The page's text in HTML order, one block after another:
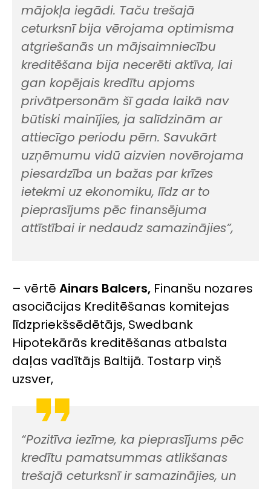
mājokļa iegādi. Taču trešajā
ceturksnī bija vērojama optimisma
atgriešanās un mājsaimniecību
kreditēšana bija necerēti aktīva, lai
gan kopējais kredītu apjoms
privātpersonām šī gada laikā nav
būtiski mainījies, ja salīdzinām ar
attiecīgo periodu pērn. Savukārt
uzņēmumu vidū aizvien novērojama
piesardzība un bažas par krīzes
ietekmi uz ekonomiku, līdz ar to
pieprasījums pēc finansējuma
attīstībai ir nedaudz samazinājies”,
– vērtē Ainars Balcers, Finanšu nozares
asociācijas Kreditēšanas komitejas
līdzpriekšsēdētājs, Swedbank
Hipotekārās kreditēšanas atbalsta
daļas vadītājs Baltijā. Tostarp viņš
uzsver,
“Pozitīva iezīme, ka pieprasījums pēc
kredītu pamatsummas atlikšanas
trešajā ceturksnī ir samazinājies, un